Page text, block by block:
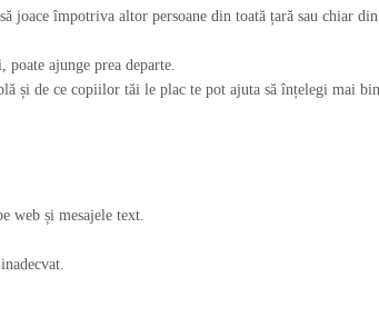
împotriva altor persoane din toată țară sau chiar
ajunge prea departe.
și de ce copiilor tăi le plac te pot ajuta să înțelegi mai
și mesajele text.